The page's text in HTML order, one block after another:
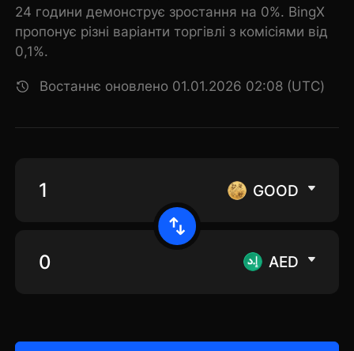
24 години демонструє зростання на 0%. BingX
пропонує різні варіанти торгівлі з комісіями від
0,1%.
Востаннє оновлено 01.01.2026 02:08 (UTC)
GOOD
AED